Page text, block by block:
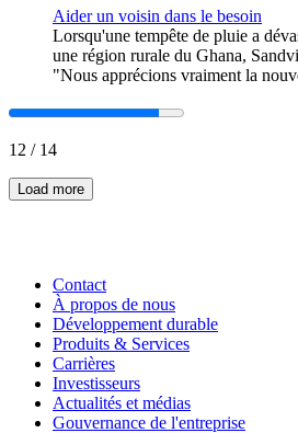
Aider un voisin dans le besoin
Lorsqu'une tempête de pluie a
une région rurale du Ghana,
"Nous apprécions vraiment la
12 / 14
Load more
Contact
À propos de nous
Développement durable
Produits & Services
Carrières
Investisseurs
Actualités et médias
Gouvernance de l'entreprise